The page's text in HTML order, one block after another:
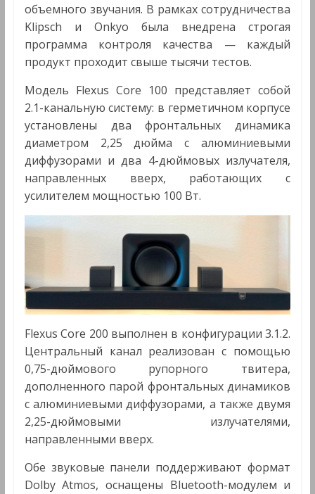
объемного звучания. В рамках сотрудничества
Klipsch и Onkyo была внедрена строгая
программа контроля качества — каждый
продукт проходит свыше тысячи тестов.
Модель Flexus Core 100 представляет собой
2.1-канальную систему: в герметичном корпусе
установлены два фронтальных динамика
диаметром 2,25 дюйма с алюминиевыми
диффузорами и два 4-дюймовых излучателя,
направленных вверх, работающих с
усилителем мощностью 100 Вт.
Flexus Core 200 выполнен в конфигурации 3.1.2.
Центральный канал реализован с помощью
0,75-дюймового рупорного твитера,
дополненного парой фронтальных динамиков
с алюминиевыми диффузорами, а также двумя
2,25-дюймовыми излучателями,
направленными вверх.
Обе звуковые панели поддерживают формат
Dolby Atmos, оснащены Bluetooth-модулем и